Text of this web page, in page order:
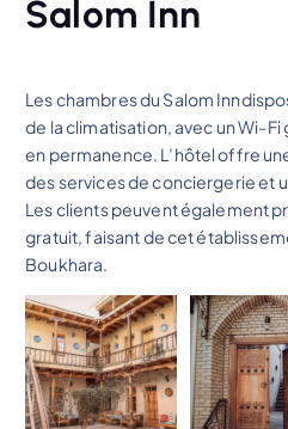
Salom Inn
Les chambres du Salom
de la climatisation, avec un Wi-
en permanence. L’hôtel offre
des services de conciergerie et
Les clients peuvent également
gratuit, faisant de cet
Boukhara.